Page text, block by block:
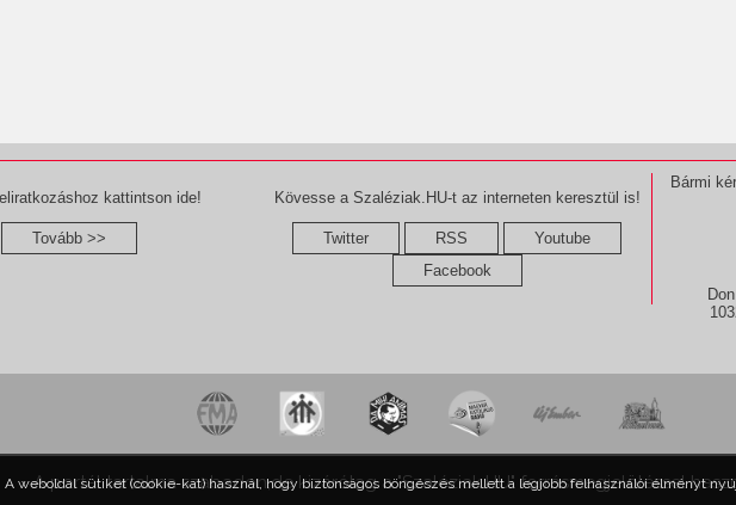
A weboldal sütiket (cookie-kat) használ, hogy biztonságos böngészés mellett a legjobb felhasználói élményt
kattintson ide!
Tovább >>
Kövesse a Szaléziak.HU-t az interneten keresztül is!
Twitter RSS
Youtube
Facebook
Bármi
A portál tartalma szabadon,de kizárólag a "Szaléziak.HU" forrásmegjelöléssel